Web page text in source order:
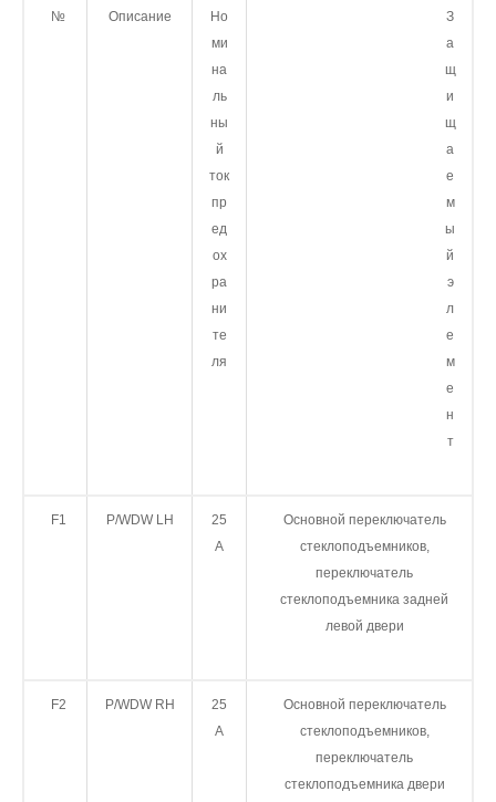
№ Описание
Но
ми
на
ль
ны
й
ток
пр
ед
ох
ра
ни
те
ля
З
а
щ
и
щ
а
е
м
ы
й
э
л
е
м
е
н
т
F1 P/WDW LH
25
A
Основной переключатель
стеклоподъемников,
переключатель
стеклоподъемника задней
левой двери
F2 P/WDW RH
25
A
Основной переключатель
стеклоподъемников,
переключатель
стеклоподъемника двери